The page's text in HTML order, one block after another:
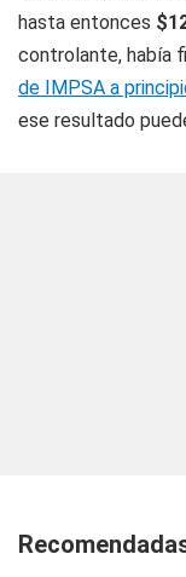
hasta entonces
controlante, había
de IMPSA a
ese resultado